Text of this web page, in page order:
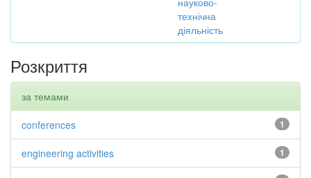
технічна
діяльність
Розкриття
за темами
1
conferences
1
engineering activities